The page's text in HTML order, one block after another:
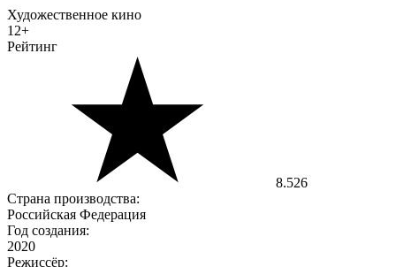
Художественное кино
12+
Рейтинг
8.526
Страна производства:
Российская Федерация
Год создания:
2020
Режиссёр: